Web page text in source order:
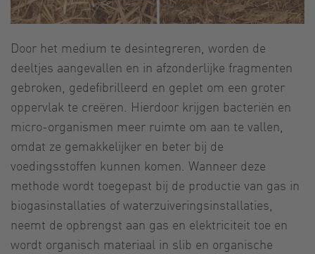
Door het medium te desintegreren, worden de
deeltjes aangevallen en in afzonderlijke fragmenten
gebroken, gedefibrilleerd en geplet om een groter
oppervlak te creëren. Hierdoor krijgen bacteriën en
micro-organismen meer ruimte om aan te vallen,
omdat ze gemakkelijker en beter bij de
voedingsstoffen kunnen komen. Wanneer deze
methode wordt toegepast bij de productie van gas in
biogasinstallaties of waterzuiveringsinstallaties,
neemt de opbrengst aan gas en elektriciteit toe en
wordt organisch materiaal in slib en organische